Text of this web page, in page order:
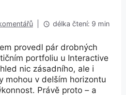
délka čtení: 9 min
provedl pár drobných
portfoliu u Interactive
nic zásadního, ale i
mohou v delším horizontu
Právě proto – a